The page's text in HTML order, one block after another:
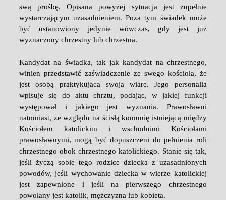
swą prośbę. Opisana powyżej sytuacja jest zupełnie
wystarczającym uzasadnieniem. Poza tym świadek może
być ustanowiony jedynie wówczas, gdy jest już
wyznaczony chrzestny lub chrzestna.
Kandydat na świadka, tak jak kandydat na chrzestnego,
winien przedstawić zaświadczenie ze swego kościoła, że
jest osobą praktykującą swoją wiarę. Jego personalia
wpisuje się do aktu chrztu, podając, w jakiej funkcji
występował i jakiego jest wyznania. Prawosławni
natomiast, ze względu na ścisłą komunię istniejącą między
Kościołem katolickim i wschodnimi Kościołami
prawosławnymi, mogą być dopuszczeni do pełnienia roli
chrzestnego obok chrzestnego katolickiego. Stanie się tak,
jeśli życzą sobie tego rodzice dziecka z uzasadnionych
powodów, jeśli wychowanie dziecka w wierze katolickiej
jest zapewnione i jeśli na pierwszego chrzestnego
powołany jest katolik, mężczyzna lub kobieta.